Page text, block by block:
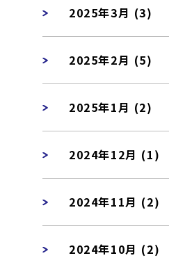
2025年3月 (3)
2025年2月 (5)
2025年1月 (2)
2024年12月 (1)
2024年11月 (2)
2024年10月 (2)